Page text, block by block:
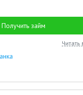
Получить займ
Читать